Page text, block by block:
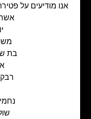
אנו מודיעים על
אשר
בת